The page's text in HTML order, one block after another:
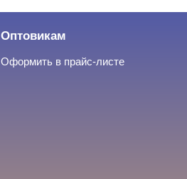
Оптовикам
Оформить в прайс-листе